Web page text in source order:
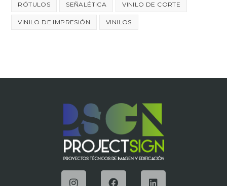
RÓTULOS SEÑALÉTICA VINILO DE CORTE
VINILO DE IMPRESIÓN VINILOS